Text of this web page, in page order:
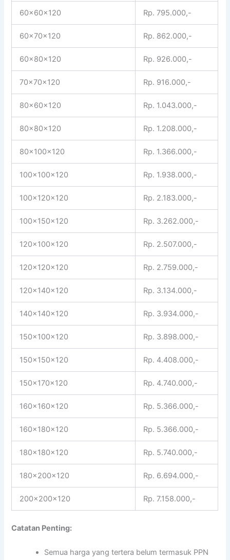
60x60x120 Rp. 795.000,-
60x70x120 Rp. 862.000,-
60x80x120 Rp. 926.000,-
70x70x120 Rp. 916.000,-
80x60x120 Rp. 1.043.000,-
80x80x120 Rp. 1.208.000,-
80x100x120 Rp. 1.366.000,-
100x100x120 Rp. 1.938.000,-
100x120x120 Rp. 2.183.000,-
100x150x120 Rp. 3.262.000,-
120x100x120 Rp. 2.507.000,-
120x120x120 Rp. 2.759.000,-
120x140x120 Rp. 3.134.000,-
140x140x120 Rp. 3.934.000,-
150x100x120 Rp. 3.898.000,-
150x150x120 Rp. 4.408.000,-
150x170x120 Rp. 4.740.000,-
160x160x120 Rp. 5.366.000,-
160x180x120 Rp. 5.366.000,-
180x180x120 Rp. 5.740.000,-
180x200x120 Rp. 6.694.000,-
200x200x120 Rp. 7.158.000,-
Catatan Penting:
Semua harga yang tertera belum termasuk PPN